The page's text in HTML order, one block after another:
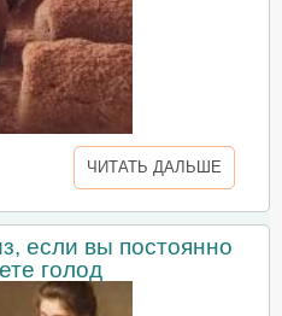
ЧИТАТЬ ДАЛЬШЕ
если вы постоянно
голод